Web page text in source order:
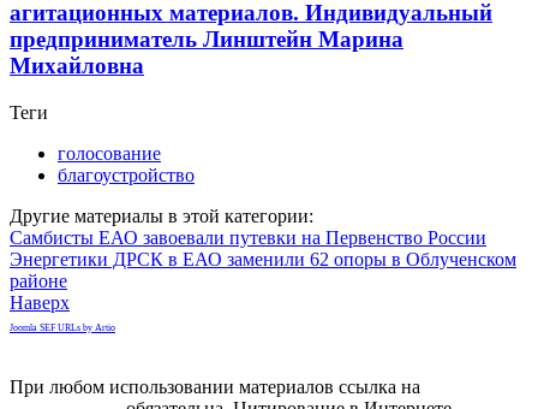
агитационных материалов. Индивидуальный
предприниматель Линштейн Марина
Михайловна
Теги
голосование
благоустройство
Другие материалы в этой категории:
Самбисты ЕАО завоевали путевки на Первенство России
Энергетики ДРСК в ЕАО заменили 62 опоры в Облученском
районе
Наверх
Joomla SEF URLs by Artio
При любом использовании материалов ссылка на